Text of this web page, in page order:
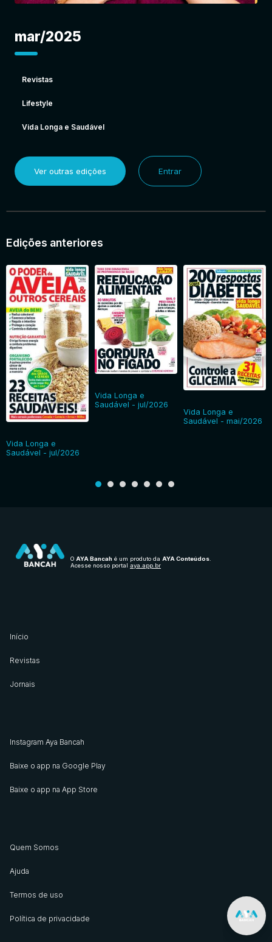
mar/2025
Revistas
Lifestyle
Vida Longa e Saudável
Ver outras edições Entrar
Edições anteriores
Vida Longa e
Saudável - jul/2026
Vida Longa e
Saudável - jul/2026
Vida Longa e
Saudável - mai/2026
O AYA Bancah é um produto da AYA Conteúdos
Acesse nosso portal aya.app.br
Início
Revistas
Jornais
Instagram Aya Bancah
Baixe o app na Google Play
Baixe o app na App Store
Quem Somos
Ajuda
Termos de uso
Política de privacidade